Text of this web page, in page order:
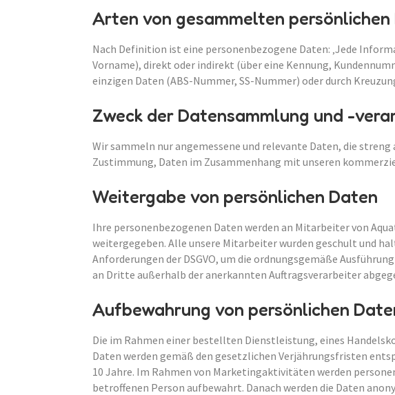
Arten von gesammelten persönlichen
Nach Definition ist eine personenbezogene Daten: ‚Jede
Vorname), direkt oder indirekt (über eine Kennung,
einzigen Daten (ABS-Nummer, SS-Nummer) oder durch
Zweck der Datensammlung und -
Wir sammeln nur angemessene und relevante Daten, die
Zustimmung, Daten im Zusammenhang mit unseren
Weitergabe von persönlichen Daten
Ihre personenbezogenen Daten werden an Mitarbeiter von
weitergegeben. Alle unsere Mitarbeiter wurden geschult und
Anforderungen der DSGVO, um die ordnungsgemäße
an Dritte außerhalb der anerkannten Auftragsverarbeiter
Aufbewahrung von persönlichen
Die im Rahmen einer bestellten Dienstleistung, eines
Daten werden gemäß den gesetzlichen Verjährungsfristen
10 Jahre. Im Rahmen von Marketingaktivitäten werden
betroffenen Person aufbewahrt. Danach werden die Daten